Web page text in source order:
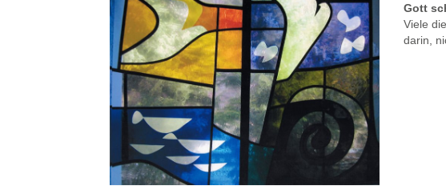
Gott
Viele
darin,